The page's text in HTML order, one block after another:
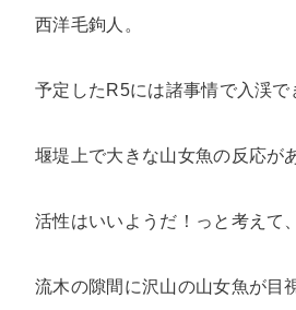
西洋毛鉤人。
予定したR5には諸事情で入渓で
堰堤上で大きな山女魚の反応が
活性はいいようだ！っと考えて
流木の隙間に沢山の山女魚が目